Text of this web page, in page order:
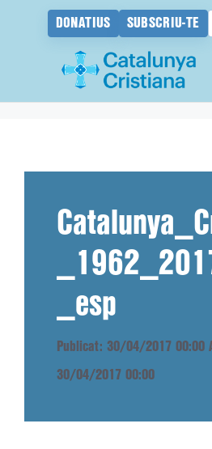
DONATIUS SUBSCRIU-TE
_esp
Publicat: 30/04/2017 00:00
30/04/2017 00:00